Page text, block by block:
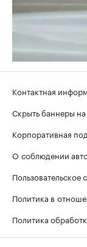
Контактная
Скрыть баннеры
Корпоративная
О соблюдении
Пользовательское
Политика в
Политика